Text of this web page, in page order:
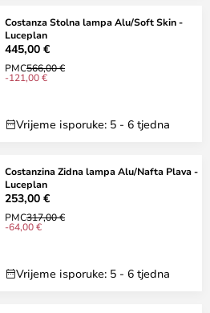
Costanza Stolna lampa Alu/Soft Skin -
Luceplan
445,00 €
PMC566,00 €
-121,00 €
Vrijeme isporuke: 5 - 6 tjedna
Costanzina Zidna lampa Alu/Nafta Plava -
Luceplan
253,00 €
PMC317,00 €
-64,00 €
Vrijeme isporuke: 5 - 6 tjedna